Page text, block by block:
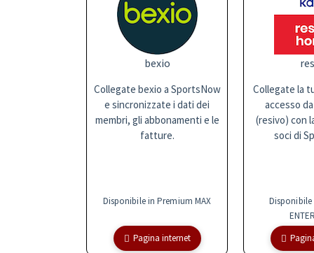
bexio
Collegate bexio a SportsNow
e sincronizzate i dati dei
membri, gli abbonamenti e le
fatture.
Disponibile in Premium MAX
Pagina internet
Collegate la
accesso
(resivo) con
soci di